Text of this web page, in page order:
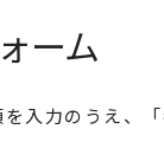
ーム
入力のうえ、